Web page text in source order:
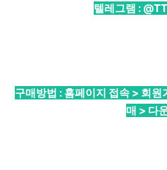
텔레그램 :
구매방법 : 홈페이지 접속 > 회
매 > 다